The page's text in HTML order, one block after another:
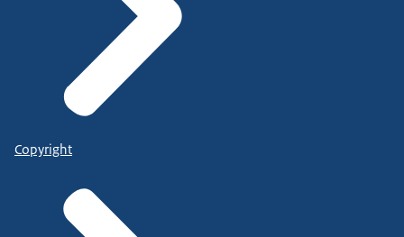
Copyright